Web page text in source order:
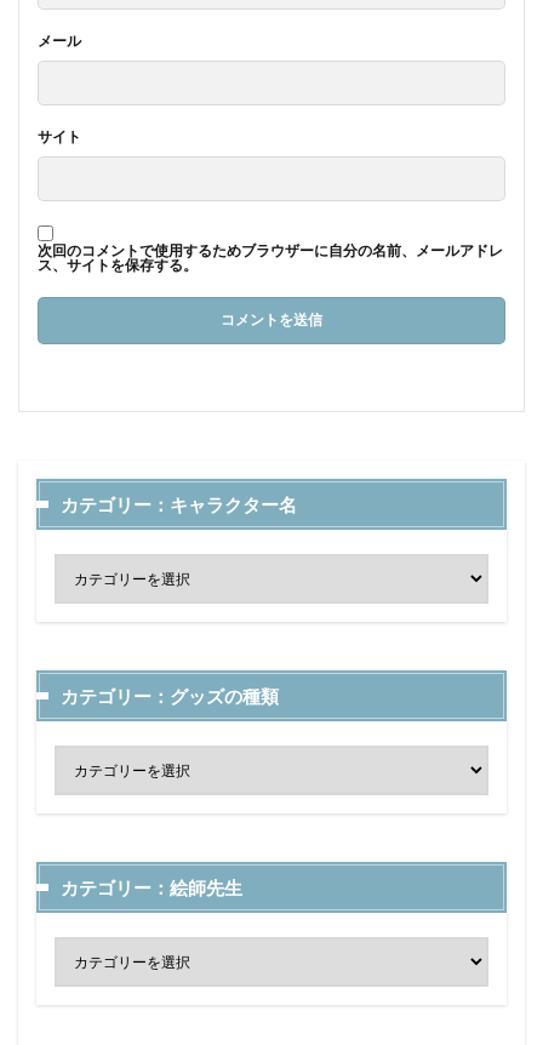
メール
サイト
次回のコメントで使用するためブラウザーに自分の名前、メールアドレ
ス、サイトを保存する。
カテゴリー：キャラクター名
カテゴリー：グッズの種類
カテゴリー：絵師先生